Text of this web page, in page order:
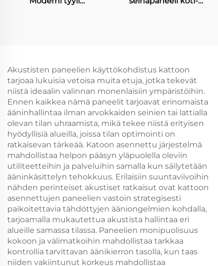
Akustisten paneelien käyttökohdistus kattoon
tarjoaa lukuisia vetoisa muita etuja, jotka tekevät
niistä ideaalin valinnan monenlaisiin ympäristöihin.
Ennen kaikkea nämä paneelit tarjoavat erinomaista
ääninhallintaa ilman arvokkaiden seinien tai lattialla
olevan tilan uhraamista, mikä tekee niistä erityisen
hyödyllisiä alueilla, joissa tilan optimointi on
ratkaisevan tärkeää. Katoon asennettu järjestelmä
mahdollistaa helpon pääsyn yläpuolella oleviin
utiliteetteihin ja palveluihin samalla kun säilytetään
ääninkäsittelyn tehokkuus. Erilaisiin suuntaviivoihin
nähden perinteiset akustiset ratkaisut ovat kattoon
asennettujen paneelien vastoin strategisesti
paikoitettavia tähdöttyjen ääniongelmien kohdalla,
tarjoamalla mukautettua akustista hallintaa eri
alueille samassa tilassa. Paneelien monipuolisuus
kokoon ja välimatkoihin mahdollistaa tarkkaa
kontrollia tarvittavan äänikierron tasolla, kun taas
niiden vakiintunut korkeus mahdollistaa